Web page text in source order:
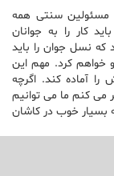
مسئولین سنتی همه
کار را به جوانان
نسل جوان را باید
خواهم کرد. مهم این
آماده کند. اگرچه
کنم ما می توانیم
بسیار خوب در کاشان
که تقریباً با نام